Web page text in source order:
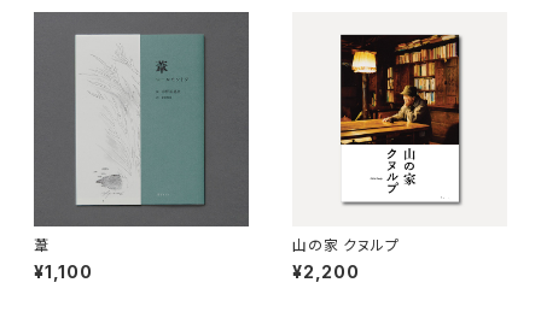
葦
¥1,100
山の家 クヌルプ
¥2,200